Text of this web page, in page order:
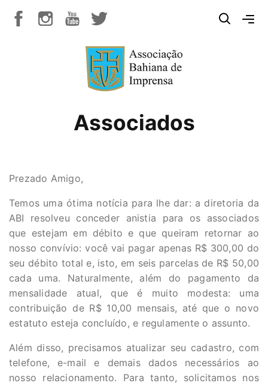
Associados
Prezado Amigo,
Temos uma ótima notícia para lhe dar: a diretoria da
ABI resolveu conceder anistia para os associados
que estejam em débito e que queiram retornar ao
nosso convívio: você vai pagar apenas R$ 300,00 do
seu débito total e, isto, em seis parcelas de R$ 50,00
cada uma. Naturalmente, além do pagamento da
mensalidade atual, que é muito modesta: uma
contribuição de R$ 10,00 mensais, até que o novo
estatuto esteja concluído, e regulamente o assunto.
Além disso, precisamos atualizar seu cadastro, com
telefone, e-mail e demais dados necessários ao
nosso relacionamento. Para tanto, solicitamos nos